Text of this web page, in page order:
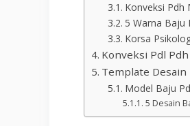
Konveksi Pdh
5 Warna Baju
Korsa
Konveksi Pdl Pdh
Template Desain
Model Baju
5 Desain